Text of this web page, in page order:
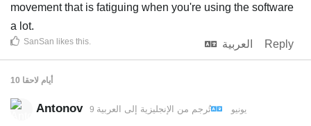
movement that is fatiguing when you're using the software
a lot.
العربية
Reply
SanSan likes this
10 أيام لاحقا
Antonov 9 يونيو تُرجم من الإنجليزية إلى العربية